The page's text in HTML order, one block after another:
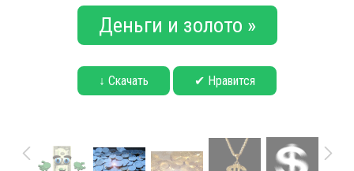
Деньги и золото »
↓ Скачать ✔ Нравится